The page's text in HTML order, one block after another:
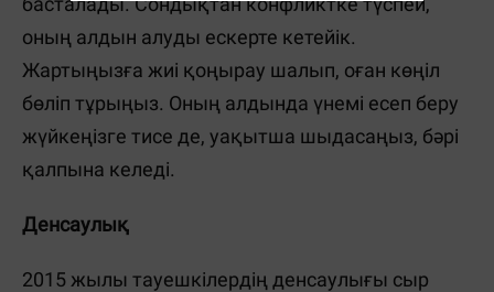
оның алдын алуды ескерте кетейік.
Жартыңызға жиі қоңырау шалып, оған көңіл
бөліп тұрыңыз. Оның алдында үнемі есеп беру
жүйкеңізге тисе де, уақытша шыдасаңыз, бәрі
қалпына келеді.
Денсаулық
2015 жылы тауешкілердің денсаулығы сыр